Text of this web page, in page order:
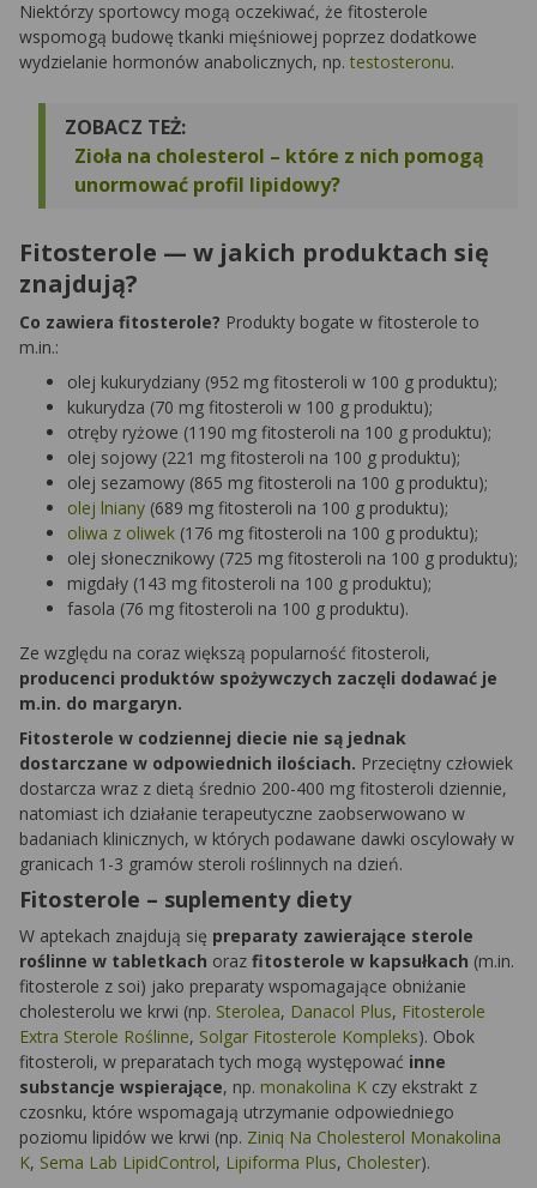
Niektórzy sportowcy mogą oczekiwać, że fitosterole
wspomogą budowę tkanki mięśniowej poprzez dodatkowe
wydzielanie hormonów anabolicznych, np.testosteronu.
ZOBACZ TEŻ:
Zioła na cholesterol – które z nich pomogą
unormować profil lipidowy?
Fitosterole — w jakich produktach się
znajdują?
Co zawiera fitosterole? Produkty bogate w fitosterole to
m.in.:
olej kukurydziany (952 mg fitosteroli w 100 g produktu);
kukurydza (70 mg fitosteroli w 100 g produktu);
otręby ryżowe (1190 mg fitosteroli na 100 g produktu);
olej sojowy (221 mg fitosteroli na 100 g produktu);
olej sezamowy (865 mg fitosteroli na 100 g produktu);
olej lniany (689 mg fitosteroli na 100 g produktu);
oliwa z oliwek (176 mg fitosteroli na 100 g produktu);
olej słonecznikowy (725 mg fitosteroli na 100 g produktu);
migdały (143 mg fitosteroli na 100 g produktu);
fasola (76 mg fitosteroli na 100 g produktu).
Ze względu na coraz większą popularność fitosteroli,
producenci produktów spożywczych zaczęli dodawać je
m.in. do margaryn.
Fitosterole w codziennej diecie nie są jednak
dostarczane w odpowiednich ilościach. Przeciętny człowiek
dostarcza wraz z dietą średnio 200-400 mg fitosteroli dziennie,
natomiast ich działanie terapeutyczne zaobserwowano w
badaniach klinicznych, w których podawane dawki oscylowały w
granicach 1-3 gramów steroli roślinnych na dzień.
Fitosterole – suplementy diety
W aptekach znajdują się preparaty zawierające sterole
roślinne w tabletkach oraz fitosterole w kapsułkach (m.in.
fitosterole z soi) jako preparaty wspomagające obniżanie
cholesterolu we krwi (np. Sterolea, Danacol Plus, Fitosterole
Extra Sterole Roślinne, Solgar Fitosterole Kompleks). Obok
fitosteroli, w preparatach tych mogą występować inne
substancje wspierające, np. monakolina K czy ekstrakt z
czosnku, które wspomagają utrzymanie odpowiedniego
poziomu lipidów we krwi (np. Ziniq Na Cholesterol Monakolina
K, Sema Lab LipidControl, Lipiforma Plus, Cholester).